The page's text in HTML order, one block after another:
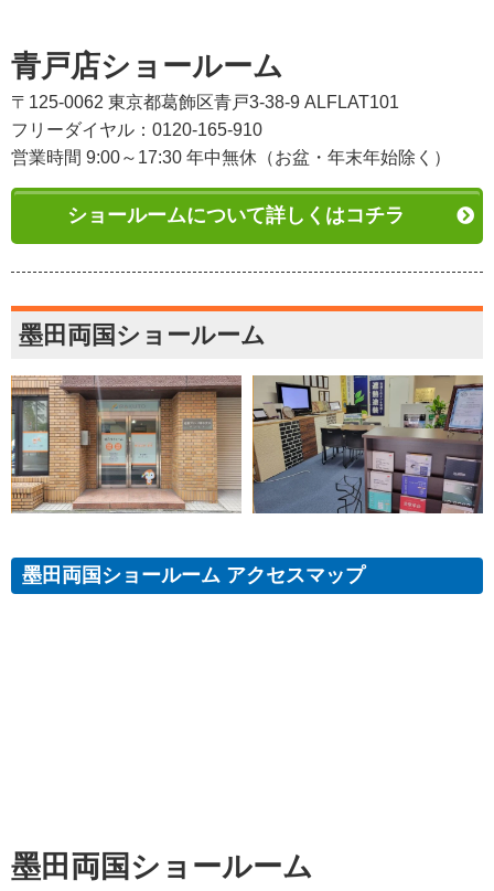
青戸店ショールーム
〒125-0062 東京都葛飾区青戸3-38-9 ALFLAT101
フリーダイヤル：0120-165-910
営業時間 9:00～17:30 年中無休（お盆・年末年始除く）
ショールームについて詳しくはコチラ
墨田両国ショールーム
墨田両国ショールーム アクセスマップ
墨田両国ショールーム